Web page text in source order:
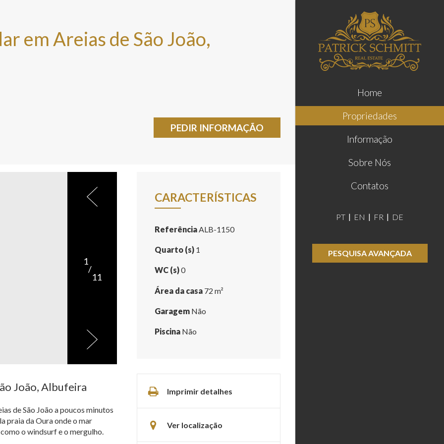
Home
Propriedades
Informação
Sobre Nós
Contatos
PT EN FR DE
PESQUISA AVANÇADA
em Areias de São João,
PEDIR INFORMAÇÃO
CARACTERÍSTICAS
ReferênciaALB-1150
Quarto (s) 1
WC (s)0
Área da casa 72 m²
Garagem Não
Piscina Não
Imprimir detalhes
Ver localização
1
/
11
João, Albufeira
de São João a poucos minutos
praia da Oura onde o mar
o windsurf e o mergulho.